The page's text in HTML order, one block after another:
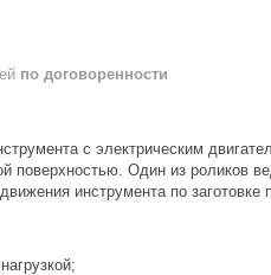
по договоренности
с электрическим
поверхностью. Один из роликов
инструмента по заготовке